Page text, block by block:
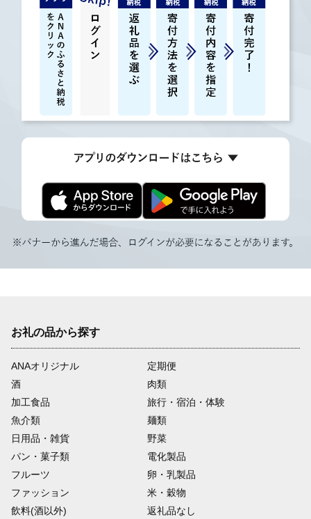
お礼の品から探す
ANAオリジナル
定期便
酒
肉類
加工食品
旅行・宿泊・体験
魚介類
麺類
日用品・雑貨
野菜
パン・菓子類
電化製品
フルーツ
卵・乳製品
ファッション
米・穀物
飲料(酒以外)
返礼品なし